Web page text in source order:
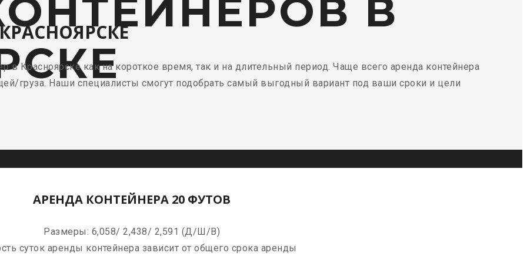
В
Красноярске как на короткое время, так и на длительный период. Чаще всего аренда контейнера
груза. Наши специалисты смогут подобрать самый выгодный вариант под ваши сроки и цели
АРЕНДА КОНТЕЙНЕРА 20 ФУТОВ
Размеры: 6,058/ 2,438/ 2,591 (Д/Ш/В)
суток аренды контейнера зависит от общего срока аренды